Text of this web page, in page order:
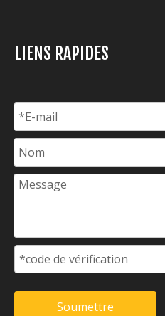
LIENS RAPIDES
Soumettre